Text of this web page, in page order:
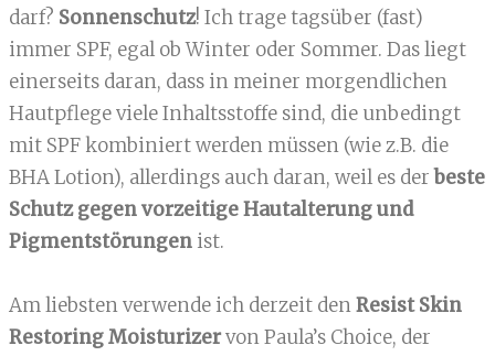
darf? Sonnenschutz! Ich trage tagsüber (fast)
immer SPF, egal ob Winter oder Sommer. Das liegt
einerseits daran, dass in meiner morgendlichen
Hautpflege viele Inhaltsstoffe sind, die unbedingt
mit SPF kombiniert werden müssen (wie z.B. die
BHA Lotion), allerdings auch daran, weil es derbeste
Schutz gegen vorzeitige Hautalterung und
Pigmentstörungen ist.
Am liebsten verwende ich derzeit denResist Skin
Restoring Moisturizervon Paula’s Choice, der